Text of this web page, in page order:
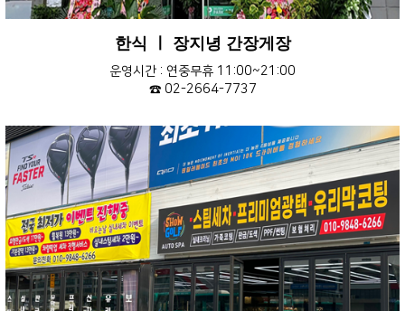
한식 ㅣ 장지녕 간장게장
운영시간 : 연중무휴 11:00~21:00
☎ 02-2664-7737